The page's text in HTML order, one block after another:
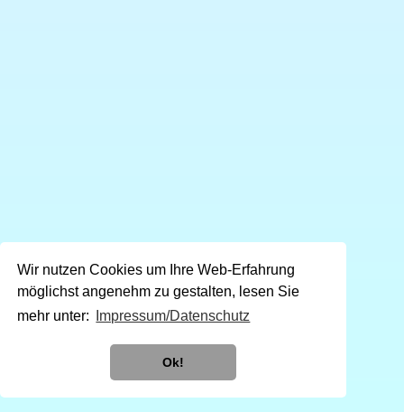
Wir nutzen Cookies um Ihre Web-Erfahrung
möglichst angenehm zu gestalten, lesen Sie
mehr unter:
Impressum/Datenschutz
Ok!